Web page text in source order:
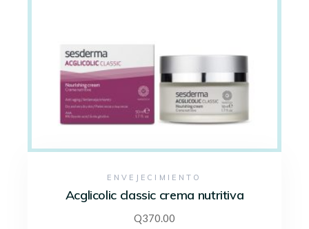
ENVEJECIMIENTO
Acglicolic classic crema nutritiva
Q370.00